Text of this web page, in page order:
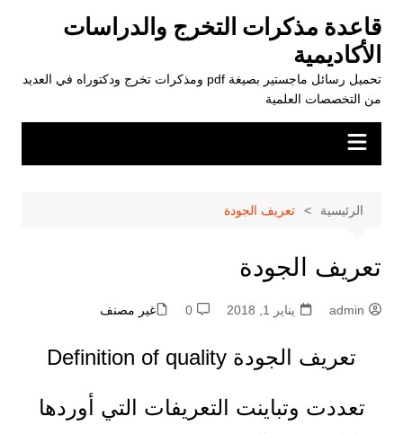
المحتوى
قاعدة مذكرات التخرج والدراسات
الأكاديمية
تحميل رسائل ماجستير بصيغة pdf ومذكرات تخرج ودكتوراه في العديد
من التخصصات العلمية
الرئيسية تعريف الجودة
تعريف الجودة
admin يناير 1, 2018 0 غير مصنف
تعريف الجودة Definition of quality
تعددت وتباينت التعريفات التي أوردها